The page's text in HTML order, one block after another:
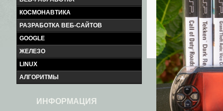
КОСМОНАВТИКА
РАЗРАБОТКА ВЕБ-САЙТОВ
GOOGLE
ЖЕЛЕЗО
LINUX
АЛГОРИТМЫ
ИНФОРМАЦИЯ